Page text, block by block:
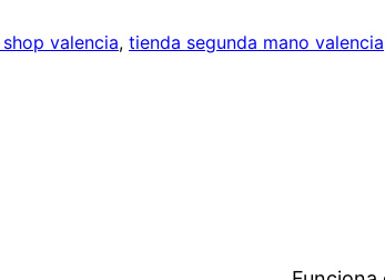
valencia, tienda segunda mano valencia